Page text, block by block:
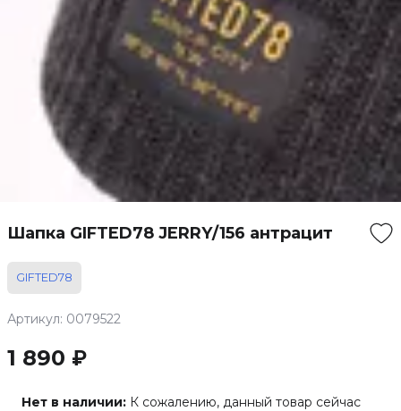
Шапка GIFTED78 JERRY/156 антрацит
GIFTED78
Артикул: 0079522
1 890 ₽
Нет в наличии: К сожалению, данный товар сейчас